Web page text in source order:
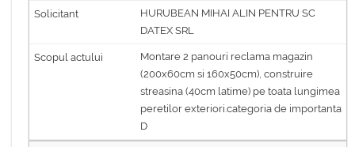
HURUBEAN MIHAI ALIN PENTRU SC
DATEX SRL
Montare 2 panouri reclama magazin
(200x60cm si 160x50cm), construire
streasina (40cm latime) pe toata lungimea
peretilor exteriori.categoria de importanta
D